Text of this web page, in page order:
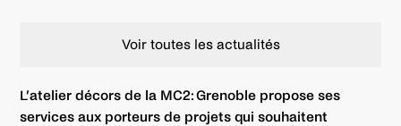
Voir toutes les actualités
L’atelier décors de la MC2: Grenoble propose ses
services aux porteurs de projets qui souhaitent